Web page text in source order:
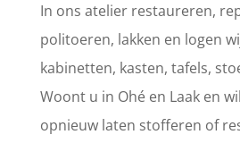
In ons atelier restaureren,
politoeren, lakken en logen
kabinetten, kasten, tafels,
Woont u in Ohé en Laak en
opnieuw laten stofferen of